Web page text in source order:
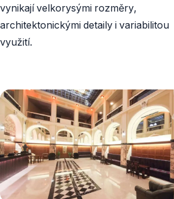
vynikají velkorysými rozměry,
architektonickými detaily i variabilitou
využití.